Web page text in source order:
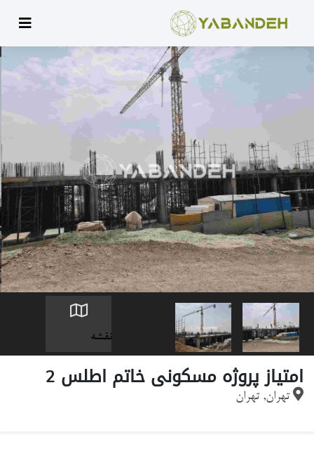
نقشه
امتیاز پروژه مسکونی خاتم اطلس 2
تهران, تهران